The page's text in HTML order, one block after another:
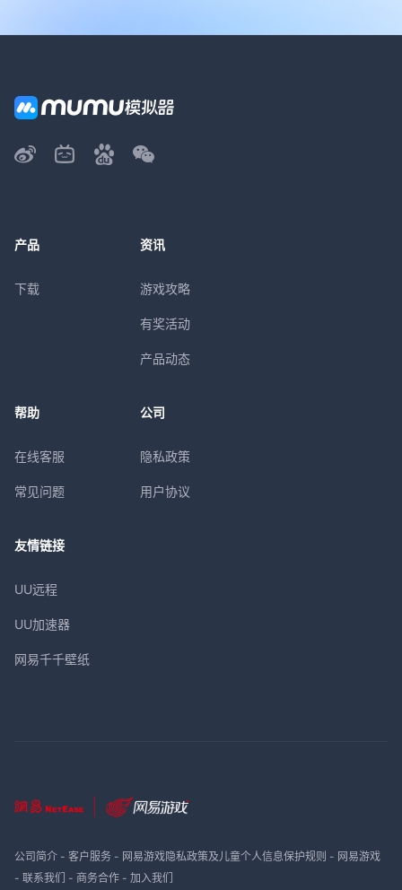
产品
下载
资讯
游戏攻略
有奖活动
产品动态
帮助
在线客服
常见问题
公司
隐私政策
用户协议
友情链接
UU远程
UU加速器
网易千千壁纸
公司简介- 客户服务- 网易游戏隐私政策及儿童个人信息保护规则 - 网易游戏
- 联系我们 - 商务合作- 加入我们